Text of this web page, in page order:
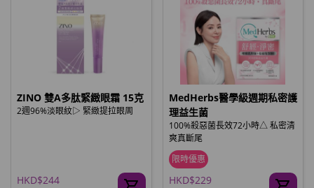
ZINO 雙A多肽緊緻眼霜 15克
2週96%淡眼紋▷ 緊緻提拉眼周
HKD$244
MedHerbs醫學級週期私密護
理益生菌
100%殺惡菌長效72小時△ 私密清
爽真斷尾
限時優惠
HKD$229